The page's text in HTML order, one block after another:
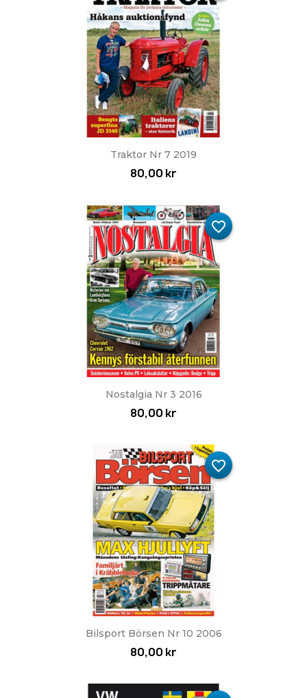
Traktor Nr 7 2019
80,00 kr
Nostalgia Nr 3 2016
80,00 kr
favorite_border
Bilsport Börsen Nr 10 2006
80,00 kr
favorite_border